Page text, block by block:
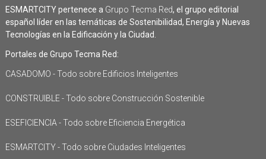
ESMARTCITY pertenece a Grupo Tecma Red, el grupo editorial
español líder en las temáticas de Sostenibilidad, Energía y Nuevas
Tecnologías en la Edificación y la Ciudad.
Portales de Grupo Tecma Red:
CASADOMO - Todo sobre Edificios Inteligentes
CONSTRUIBLE - Todo sobre Construcción Sostenible
ESEFICIENCIA - Todo sobre Eficiencia Energética
ESMARTCITY - Todo sobre Ciudades Inteligentes